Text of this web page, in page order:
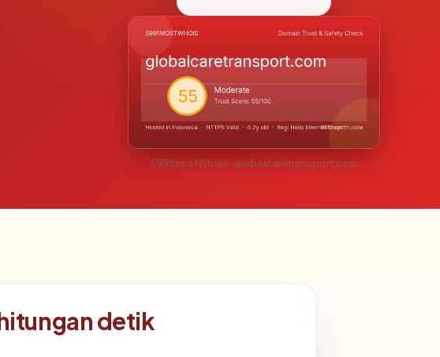
S991mostWhois · globalcaretransport.com
detik